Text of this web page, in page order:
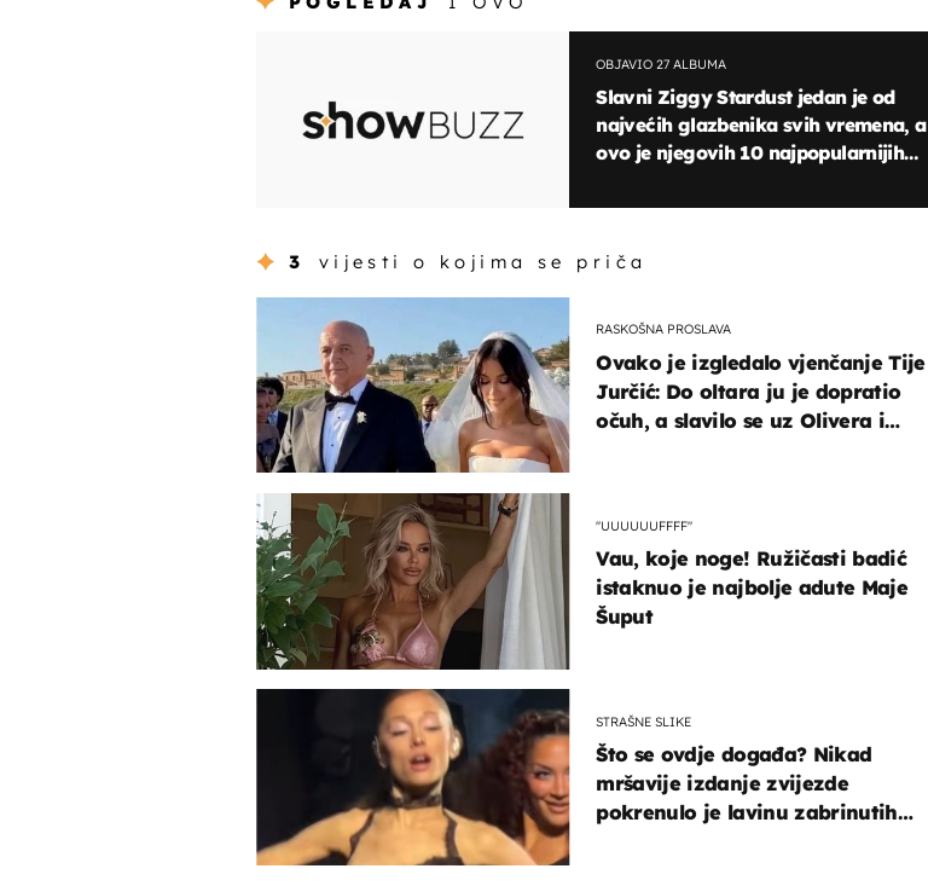
OBJAVIO 27 ALBUMA
Slavni Ziggy Stardust jedan je od
najvećih glazbenika svih vremena, a
ovo je njegovih 10 najpopularnijih
3 vijesti o kojima se priča
RASKOŠNA PROSLAVA
Ovako je izgledalo vjenčanje Tije
Jurčić: Do oltara ju je dopratio
očuh, a slavilo se uz Olivera i
"UUUUUUFFFF"
Vau, koje noge! Ružičasti badić
istaknuo je najbolje adute Maje
Šuput
STRAŠNE SLIKE
Što se ovdje događa? Nikad
mršavije izdanje zvijezde
pokrenulo je lavinu zabrinutih
OMOGUĆI OBAVIJESTI